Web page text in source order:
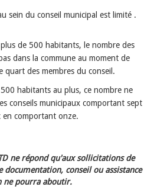
sein du conseil municipal est limité .
de 500 habitants, le nombre des
dans la commune au moment de
quart des membres du conseil.
habitants au plus, ce nombre ne
conseils municipaux comportant sept
en comportant onze.
ne répond qu'aux sollicitations de
documentation, conseil ou assistance
ne pourra aboutir.